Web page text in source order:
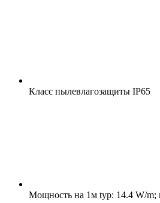
Класс пылевлагозащиты IP65
Мощность на 1м typ: 14.4 W/m;